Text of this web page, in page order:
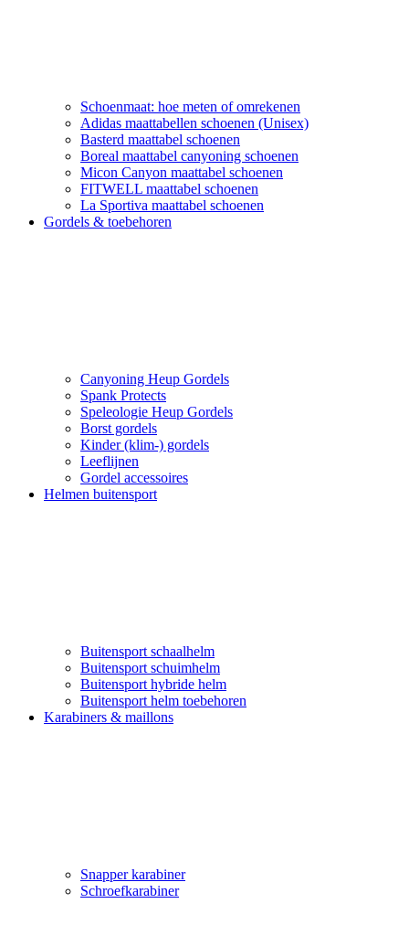
Schoenmaat: hoe meten of omrekenen
Adidas maattabellen schoenen (Unisex)
Basterd maattabel schoenen
Boreal maattabel canyoning schoenen
Micon Canyon maattabel schoenen
FITWELL maattabel schoenen
La Sportiva maattabel schoenen
Gordels & toebehoren
Canyoning Heup Gordels
Spank Protects
Speleologie Heup Gordels
Borst gordels
Kinder (klim-) gordels
Leeflijnen
Gordel accessoires
Helmen buitensport
Buitensport schaalhelm
Buitensport schuimhelm
Buitensport hybride helm
Buitensport helm toebehoren
Karabiners & maillons
Snapper karabiner
Schroefkarabiner